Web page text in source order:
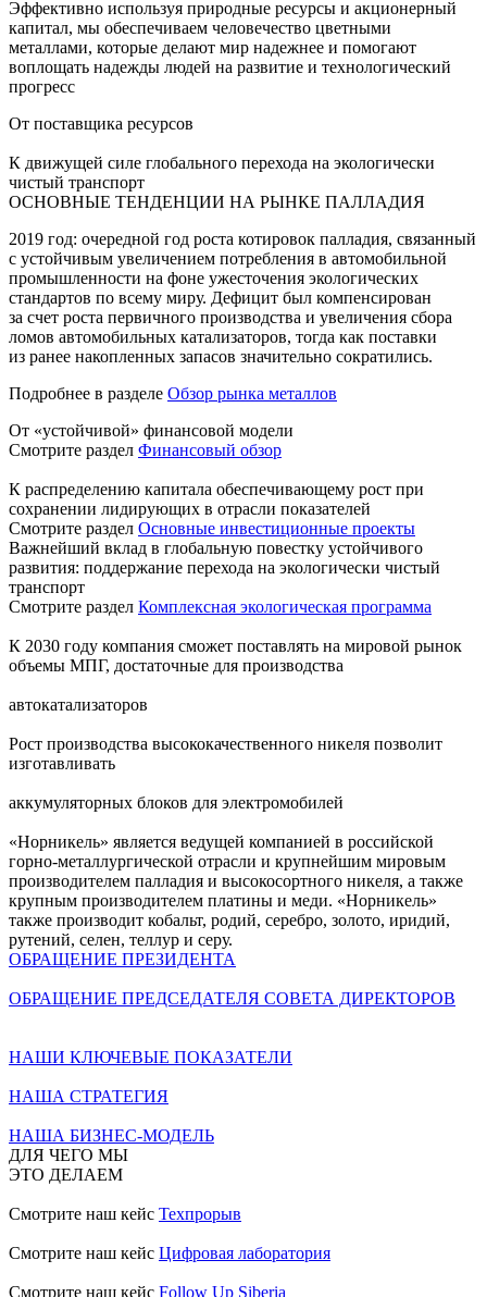
Эффективно используя природные ресурсы и акционерный
капитал, мы обеспечиваем человечество цветными
металлами, которые делают мир надежнее и помогают
воплощать надежды людей на развитие и технологический
прогресс
От поставщика ресурсов
К движущей силе глобального перехода на экологически
чистый транспорт
ОСНОВНЫЕ ТЕНДЕНЦИИ НА РЫНКЕ ПАЛЛАДИЯ
2019 год: очередной год роста котировок палладия, связанный
с устойчивым увеличением потребления в автомобильной
промышленности на фоне ужесточения экологических
стандартов по всему миру. Дефицит был компенсирован
за счет роста первичного производства и увеличения сбора
ломов автомобильных катализаторов, тогда как поставки
из ранее накопленных запасов значительно сократились.
Подробнее в разделе Обзор рынка металлов
От «устойчивой» финансовой модели
Смотрите раздел Финансовый обзор
К распределению капитала обеспечивающему рост при
сохранении лидирующих в отрасли показателей
Смотрите раздел Основные инвестиционные проекты
Важнейший вклад в глобальную повестку устойчивого
развития: поддержание перехода на экологически чистый
транспорт
Смотрите раздел Комплексная экологическая программа
К 2030 году компания сможет поставлять на мировой рынок
объемы МПГ, достаточные для производства
автокатализаторов
Рост производства высококачественного никеля позволит
изготавливать
аккумуляторных блоков для электромобилей
«Норникель» является ведущей компанией в российской
горно-металлургической отрасли и крупнейшим мировым
производителем палладия и высокосортного никеля, а также
крупным производителем платины и меди. «Норникель»
также производит кобальт, родий, серебро, золото, иридий,
рутений, селен, теллур и серу.
ОБРАЩЕНИЕ ПРЕЗИДЕНТА
ОБРАЩЕНИЕ ПРЕДСЕДАТЕЛЯ СОВЕТА ДИРЕКТОРОВ
НАШИ КЛЮЧЕВЫЕ ПОКАЗАТЕЛИ
НАША СТРАТЕГИЯ
НАША БИЗНЕС-МОДЕЛЬ
ДЛЯ ЧЕГО МЫ
ЭТО ДЕЛАЕМ
Смотрите наш кейс Техпрорыв
Смотрите наш кейс Цифровая лаборатория
Смотрите наш кейс Follow Up Siberia